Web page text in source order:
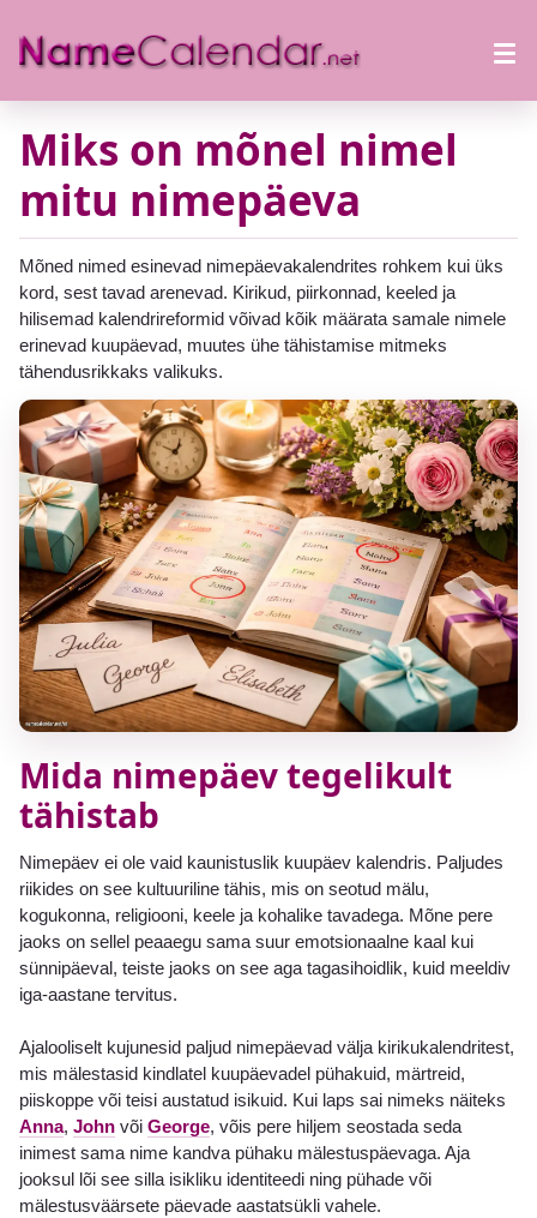
Miks on mõnel nimel
mitu nimepäeva
Mõned nimed esinevad nimepäevakalendrites rohkem kui üks
kord, sest tavad arenevad. Kirikud, piirkonnad, keeled ja
hilisemad kalendrireformid võivad kõik määrata samale nimele
erinevad kuupäevad, muutes ühe tähistamise mitmeks
tähendusrikkaks valikuks.
Mida nimepäev tegelikult
tähistab
Nimepäev ei ole vaid kaunistuslik kuupäev kalendris. Paljudes
riikides on see kultuuriline tähis, mis on seotud mälu,
kogukonna, religiooni, keele ja kohalike tavadega. Mõne pere
jaoks on sellel peaaegu sama suur emotsionaalne kaal kui
sünnipäeval, teiste jaoks on see aga tagasihoidlik, kuid meeldiv
iga-aastane tervitus.
Ajalooliselt kujunesid paljud nimepäevad välja kirikukalendritest,
mis mälestasid kindlatel kuupäevadel pühakuid, märtreid,
piiskoppe või teisi austatud isikuid. Kui laps sai nimeks näiteks
Anna, John või George, võis pere hiljem seostada seda
inimest sama nime kandva pühaku mälestuspäevaga. Aja
jooksul lõi see silla isikliku identiteedi ning pühade või
mälestusväärsete päevade aastatsükli vahele.